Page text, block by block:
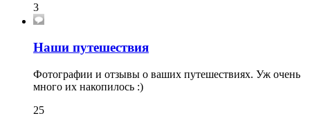
3
Наши путешествия
Фотографии и отзывы о ваших путешествиях. Уж очень
много их накопилось :)
25